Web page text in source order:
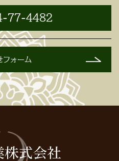
77-4482
フォーム